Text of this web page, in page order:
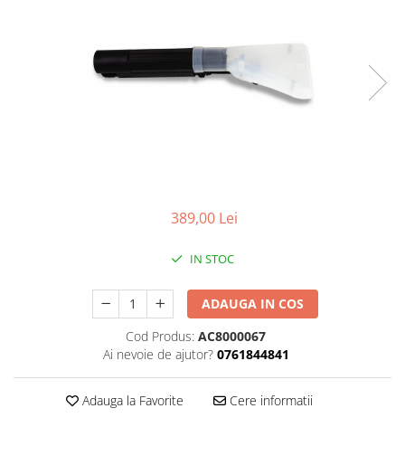
389,00 Lei
IN STOC
ADAUGA IN COS
Cod Produs: AC8000067
Ai nevoie de ajutor? 0761844841
Adauga la Favorite Cere informatii